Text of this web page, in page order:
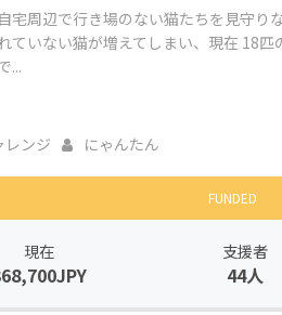
宅周辺で行き場のない猫たちを見守り
ていない猫が増えてしまい、現在 18
...
レンジ にゃんたん
FUNDED
現在 支援者
44人